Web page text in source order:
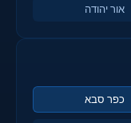
אור יהודה
כפר סבא